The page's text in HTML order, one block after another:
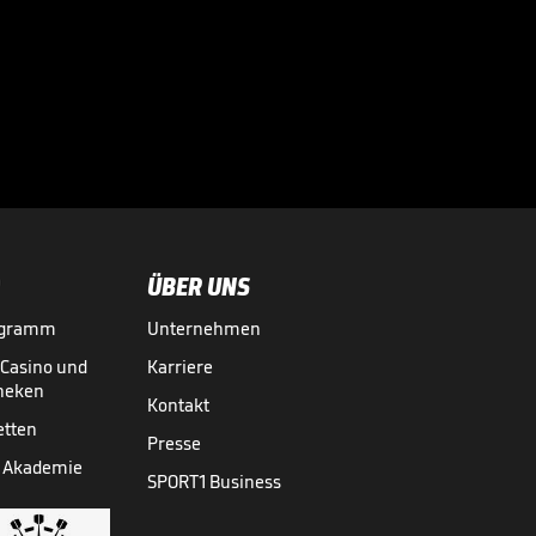
und
Akademie
ÜBER UNS
Unternehmen
Karriere
Kontakt
Presse
SPORT1 Business